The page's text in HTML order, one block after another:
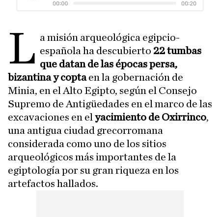
L a misión arqueológica egipcio-
española ha descubierto 22 tumbas
que datan de las épocas persa,
bizantina y coptaen la gobernación de
Minia, en el Alto Egipto, según el Consejo
Supremo de Antigüedades en el marco de las
excavaciones en el yacimiento de Oxirrinco,
una antigua ciudad grecorromana
considerada como uno de los sitios
arqueológicos más importantes de la
egiptología por su gran riqueza en los
artefactos hallados.